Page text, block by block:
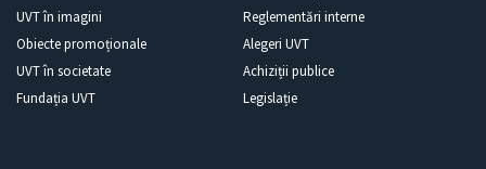
UVT în imagini
Obiecte promoționale
UVT în societate
Fundația UVT
Reglementări interne
Alegeri UVT
Achiziții publice
Legislație